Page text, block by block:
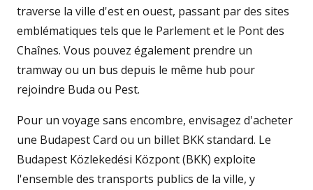
traverse la ville d'est en ouest, passant par des sites
emblématiques tels que le Parlement et le Pont des
Chaînes. Vous pouvez également prendre un
tramway ou un bus depuis le même hub pour
rejoindre Buda ou Pest.
Pour un voyage sans encombre, envisagez d'acheter
une Budapest Card ou un billet BKK standard. Le
Budapest Közlekedési Központ (BKK) exploite
l'ensemble des transports publics de la ville, y